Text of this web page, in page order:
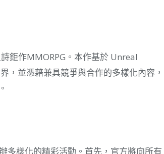
鉅作MMORPG。本作基於 Unreal
，並憑藉兼具競爭與合作的多樣化內容，
多樣化的精彩活動。首先，官方將向所有